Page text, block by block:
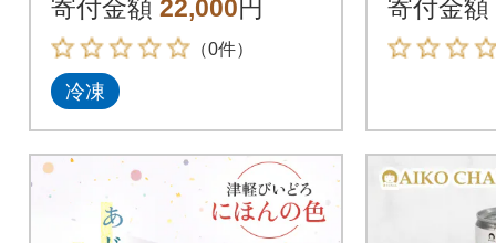
寄付金額 22,000円
（0件）
冷凍
寄付金額